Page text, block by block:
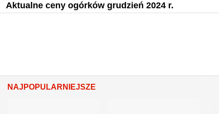
Aktualne ceny ogórków grudzień 2024 r.
NAJPOPULARNIEJSZE